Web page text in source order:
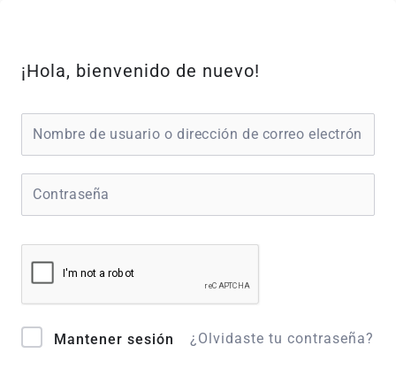
contenido
¡Hola, bienvenido de nuevo!
Mantener sesión ¿Olvidaste tu contraseña?